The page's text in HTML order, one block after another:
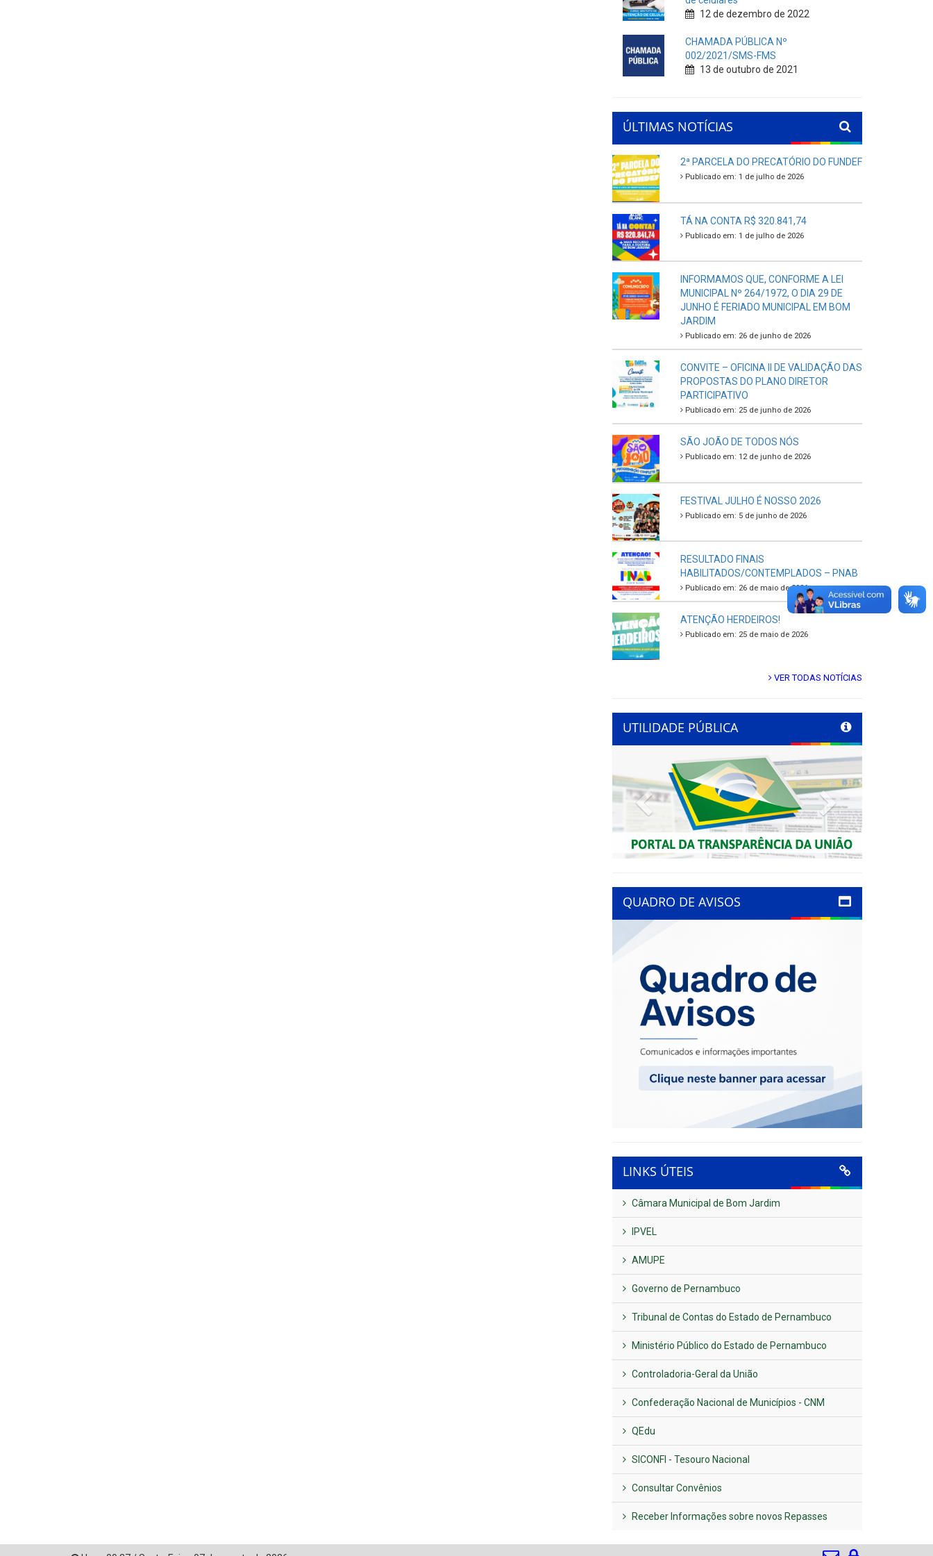
12 de dezembro de 2022
CHAMADA PÚBLICA Nº
002/2021/SMS-FMS
13 de outubro de 2021
ÚLTIMAS NOTÍCIAS
2ª PARCELA DO PRECATÓRIO DO FUNDEF
Publicado em: 1 de julho de 2026
TÁ NA CONTA R$ 320.841,74
Publicado em: 1 de julho de 2026
INFORMAMOS QUE, CONFORME A LEI
MUNICIPAL Nº 264/1972, O DIA 29 DE
JUNHO É FERIADO MUNICIPAL EM BOM
JARDIM
Publicado em: 26 de junho de 2026
CONVITE – OFICINA II DE VALIDAÇÃO DAS
PROPOSTAS DO PLANO DIRETOR
PARTICIPATIVO
Publicado em: 25 de junho de 2026
SÃO JOÃO DE TODOS NÓS
Publicado em: 12 de junho de 2026
FESTIVAL JULHO É NOSSO 2026
Publicado em: 5 de junho de 2026
RESULTADO FINAIS
HABILITADOS/CONTEMPLADOS – PNAB
Publicado em: 26 de maio de 2026
ATENÇÃO HERDEIROS!
Publicado em: 25 de maio de 2026
VER TODAS NOTÍCIAS
UTILIDADE PÚBLICA
Previous Next
QUADRO DE AVISOS
LINKS ÚTEIS
Câmara Municipal de Bom Jardim
IPVEL
AMUPE
Governo de Pernambuco
Tribunal de Contas do Estado de Pernambuco
Ministério Público do Estado de Pernambuco
Controladoria-Geral da União
Confederação Nacional de Municípios - CNM
QEdu
SICONFI - Tesouro Nacional
Consultar Convênios
Receber Informações sobre novos Repasses